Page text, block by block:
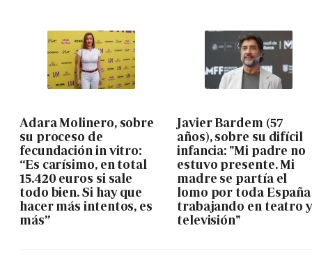
Adara Molinero, sobre
su proceso de
fecundación in vitro:
“Es carísimo, en total
15.420 euros si sale
todo bien. Si hay que
hacer más intentos, es
más”
Javier Bardem (57
años), sobre su difícil
infancia: "Mi padre no
estuvo presente. Mi
madre se partía el
lomo por toda España
trabajando en teatro
televisión"